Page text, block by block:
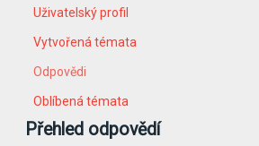
Uživatelský profil
Vytvořená témata
Odpovědi
Oblíbená témata
Přehled odpovědí